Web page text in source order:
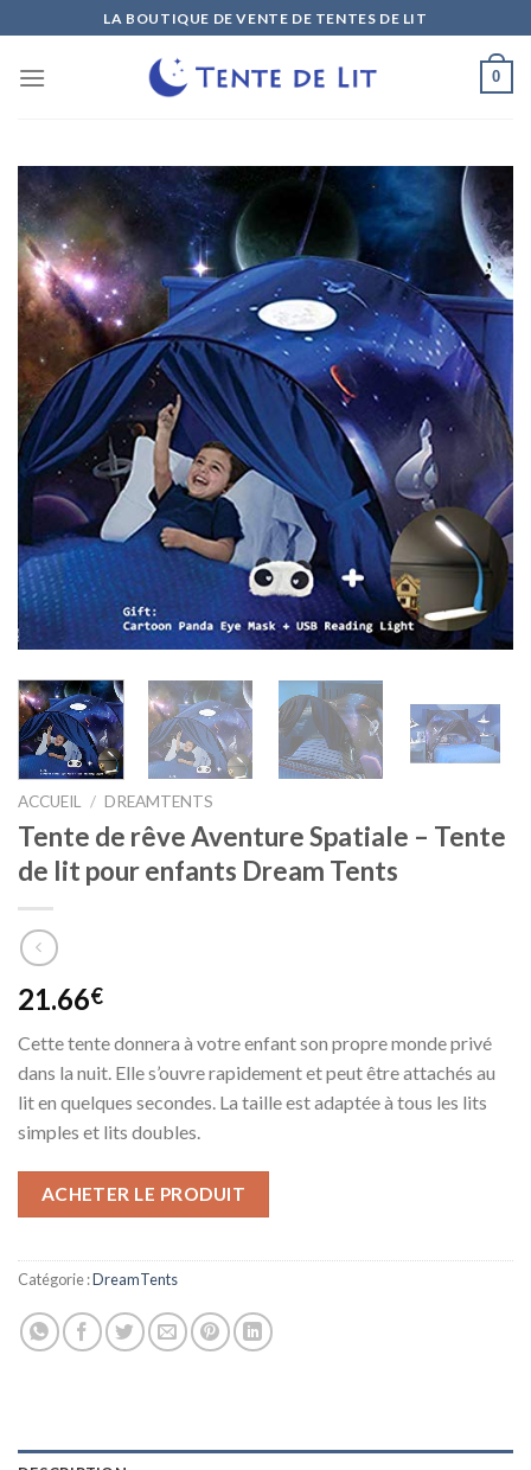
to
content
LA BOUTIQUE DE VENTE DE TENTES DE LIT
0
ACCUEIL / DREAMTENTS
Tente de rêve Aventure Spatiale – Tente
de lit pour enfants Dream Tents
21.66€
Cette tente donnera à votre enfant son propre monde privé
dans la nuit. Elle s’ouvre rapidement et peut être attachés au
lit en quelques secondes. La taille est adaptée à tous les lits
simples et lits doubles.
ACHETER LE PRODUIT
Catégorie :DreamTents